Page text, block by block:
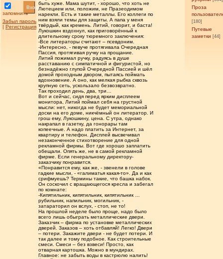
запомнить
Вход
Забыл пароль
| Регистрация
Проза
[180]
Путевые
заметки [44]
быть хуже. Мама шутит, - хорошо, что хоть не
Лютецием или, положим, не Празеодимом
нарекли. Есть и такие металлы. Его коллеги по
ним взяли темы для защиты. А папа у меня
твёрдый, как кремень. Литий, говорит, и баста!
Лукошкин вздохнул, как приговорённый к
длительному сроку тюремного заключения:
-Все литераторы считают – псевдоним.
-Интересно, - певуче протягивала Очередная
Пассия, протягивая ручку на прощание.
Литий пожимал ручку, радуясь в душе
расставанию с симпатичной и фигуристой, но
безнадёжно глупой Очередной Пассией и шёл
домой проходным двором, пытаясь поймать
вдохновение. А оно, как мелкая рыбка сквозь
крупную сеть, ускользало безвозвратно.
Так проходил день, два, три…
Вот и сейчас, сидя перед ярким дисплеем
монитора, Литий поймал себя на грустной
мысли: нет, никогда не будет мемориальной
доски на его доме, никчёмный он литератор. И
грош ему, Лукошкину, цена. С утра, однако
накрапал в газетку, да гонорары там
копеечные. А надо платить за Интернет, за
квартиру и телефон. Дисплей высвечивал
незаконченное стихотворение для одной
рекламной фирмы. Вот где хорошо заплатить
обещали. Опять же, не в самой рекламной
фирме. Если генеральному директору-
заказчику понравится.
«Понравится ему, как же, - звенели в голове
гадкие мысли, - «галиматья какая-то». Да и как
срифмуешь? Термины такие, что башка набок.
Он соскочил с вращающегося кресла и забегал
по комнате:
-Кипятильник, кипятильник, кипятильник …
рубильник, напильник, могильник, -
затараторил он вслух, - стоп, не то!
На прошлой неделе было проще, надо было
всего лишь обыграть металлические двери.
Заказчик – фирма по установке металлических
дверей. Заказов – хоть отбавляй! Легко! Двери
– потери. Закажите двери - не будет потери. И
так далее и тому подобное. Как строительные
смеси. Смеси – без взвеси! Просто, как
отварная картошка. Можно в мундирах.
Главное: не забыть воды в кастрюлю налить!